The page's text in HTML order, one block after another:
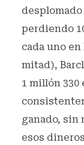
desplomado
perdiendo
cada uno
mitad),
1 millón
ganado, sin
esos